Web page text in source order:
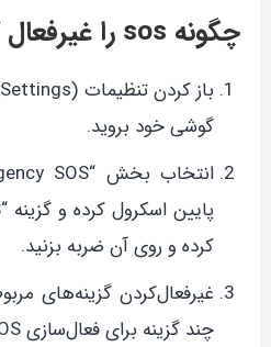
چگونه sos را غیرفعال کنیم؟
گوشی خود بروید.
کرده و روی آن ضربه بزنید.
چند گزینه برای فعال‌سازی SOS اضطراری وجود دارد: